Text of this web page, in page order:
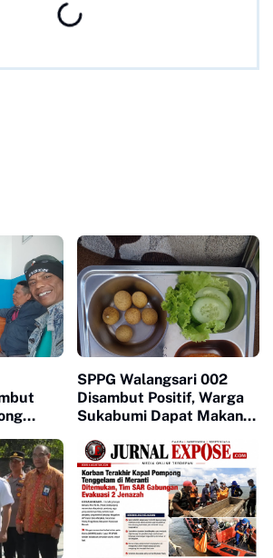
SPPG Walangsari 002
Disambut Positif, Warga
Sukabumi Dapat Makan